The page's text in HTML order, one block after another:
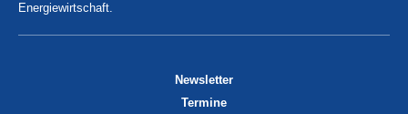
Energiewirtschaft.
Newsletter
Termine